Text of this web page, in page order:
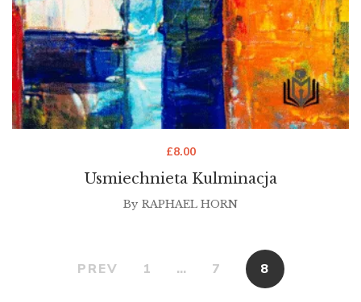
Usmiechnieta Kulminacja
£8.00
By RAPHAEL HORN
PREV 1 … 7 8